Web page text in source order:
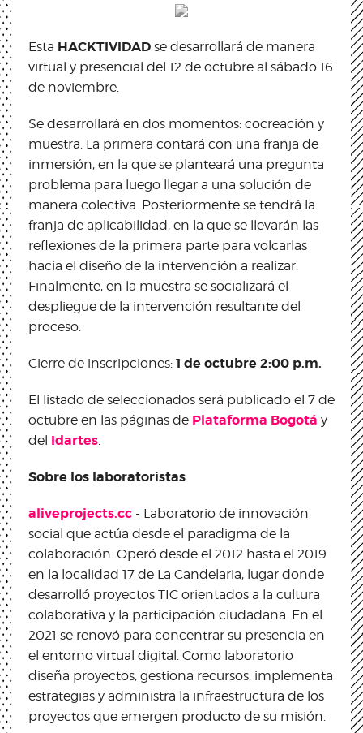
Esta HACKTIVIDAD se desarrollará de manera
virtual y presencial del 12 de octubre al sábado 16
de noviembre.
Se desarrollará en dos momentos: cocreación y
muestra. La primera contará con una franja de
inmersión, en la que se planteará una pregunta
problema para luego llegar a una solución de
manera colectiva. Posteriormente se tendrá la
franja de aplicabilidad, en la que se llevarán las
reflexiones de la primera parte para volcarlas
hacia el diseño de la intervención a realizar.
Finalmente, en la muestra se socializará el
despliegue de la intervención resultante del
proceso.
Cierre de inscripciones: 1 de octubre 2:00 p.m.
El listado de seleccionados será publicado el 7 de
octubre en las páginas de Plataforma Bogotá y
del Idartes
Sobre los laboratoristas
aliveprojects.cc - Laboratorio de innovación
social que actúa desde el paradigma de la
colaboración. Operó desde el 2012 hasta el 2019
en la localidad 17 de La Candelaria, lugar donde
desarrolló proyectos TIC orientados a la cultura
colaborativa y la participación ciudadana. En el
2021 se renovó para concentrar su presencia en
el entorno virtual digital. Como laboratorio
diseña proyectos, gestiona recursos, implementa
estrategias y administra la infraestructura de los
proyectos que emergen producto de su misión.